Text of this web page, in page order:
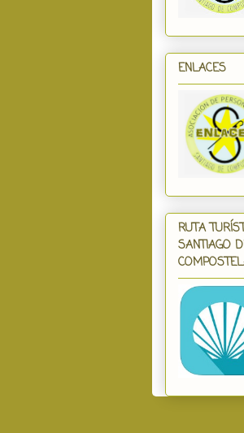
ENLACES
RUTA
SANTIAGO